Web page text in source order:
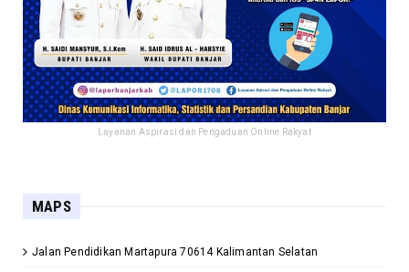
Layanan Aspirasi dan Pengaduan Online Rakyat
MAPS
Jalan Pendidikan Martapura 70614 Kalimantan Selatan